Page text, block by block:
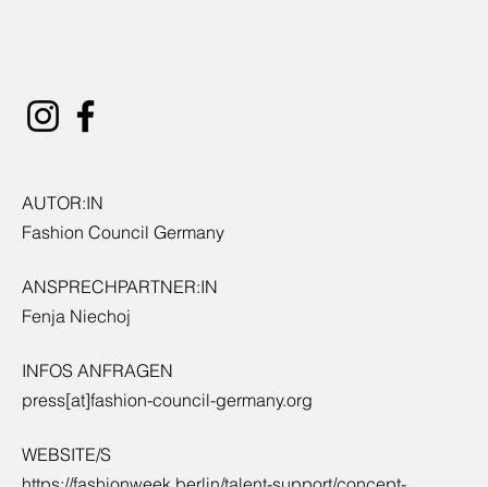
AUTOR:IN
Fashion Council Germany
ANSPRECHPARTNER:IN
Fenja Niechoj
INFOS ANFRAGEN
press[at]fashion-council-germany.org
WEBSITE/S